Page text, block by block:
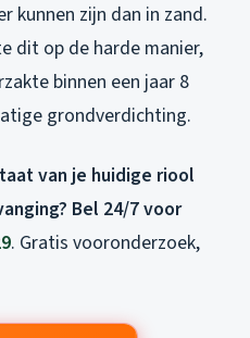
kunnen zijn dan in zand.
dit op de harde manier,
binnen een jaar 8
grondverdichting.
van je huidige riool
Bel 24/7 voor
. Gratis vooronderzoek,